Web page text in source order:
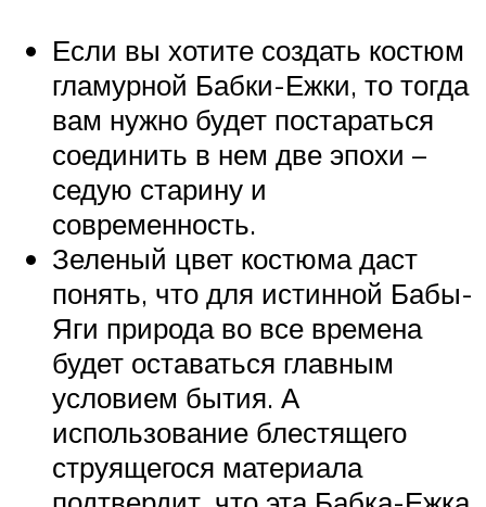
Если вы хотите создать костюм
гламурной Бабки-Ежки, то тогда
вам нужно будет постараться
соединить в нем две эпохи –
седую старину и
современность.
Зеленый цвет костюма даст
понять, что для истинной Бабы-
Яги природа во все времена
будет оставаться главным
условием бытия. А
использование блестящего
струящегося материала